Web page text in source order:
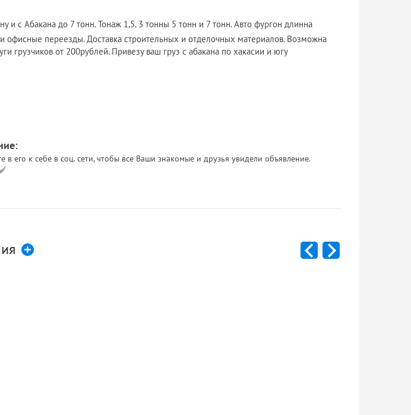
и с Абакана до 7 тонн. Тонаж 1,5. 3 тонны 5 тонн и 7 тонн. Авто фургон длинна
офисные переезды. Доставка строительных и отделочных материалов. Возможна
грузчиков от 200рублей. Привезу ваш груз с абакана по хакасии и югу
в его к себе в соц. сети, чтобы все Ваши знакомые и друзья увидели объявление.